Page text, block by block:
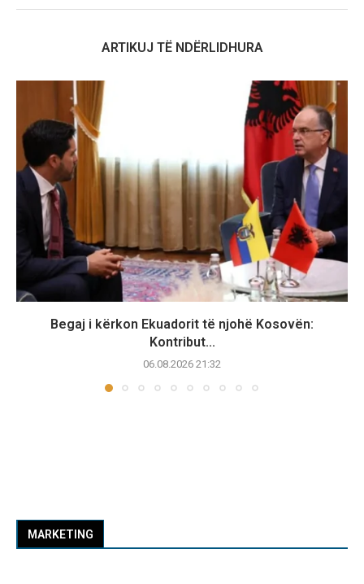
ARTIKUJ TË NDËRLIDHURA
Begaj i kërkon Ekuadorit të njohë Kosovën:
Kontribut...
06.08.2026 21:32
MARKETING